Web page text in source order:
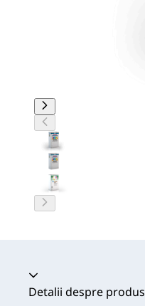
Acordeon prăbușit
Detalii despre produs